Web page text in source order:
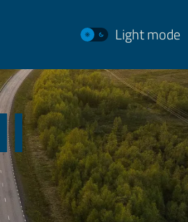
Light mode